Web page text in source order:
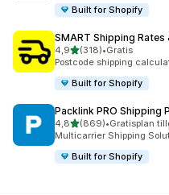
Built for Shopify
SMART Shipping Rates
4,9av 5 stjärnor
(318)
318 recensioner totalt
•Gratis
Postcode shipping
Built for Shopify
Packlink PRO Shipping
4,8av 5 stjärnor
(869)
869 recensioner totalt
•Gratisplan
Multicarrier Shipping
Built for Shopify